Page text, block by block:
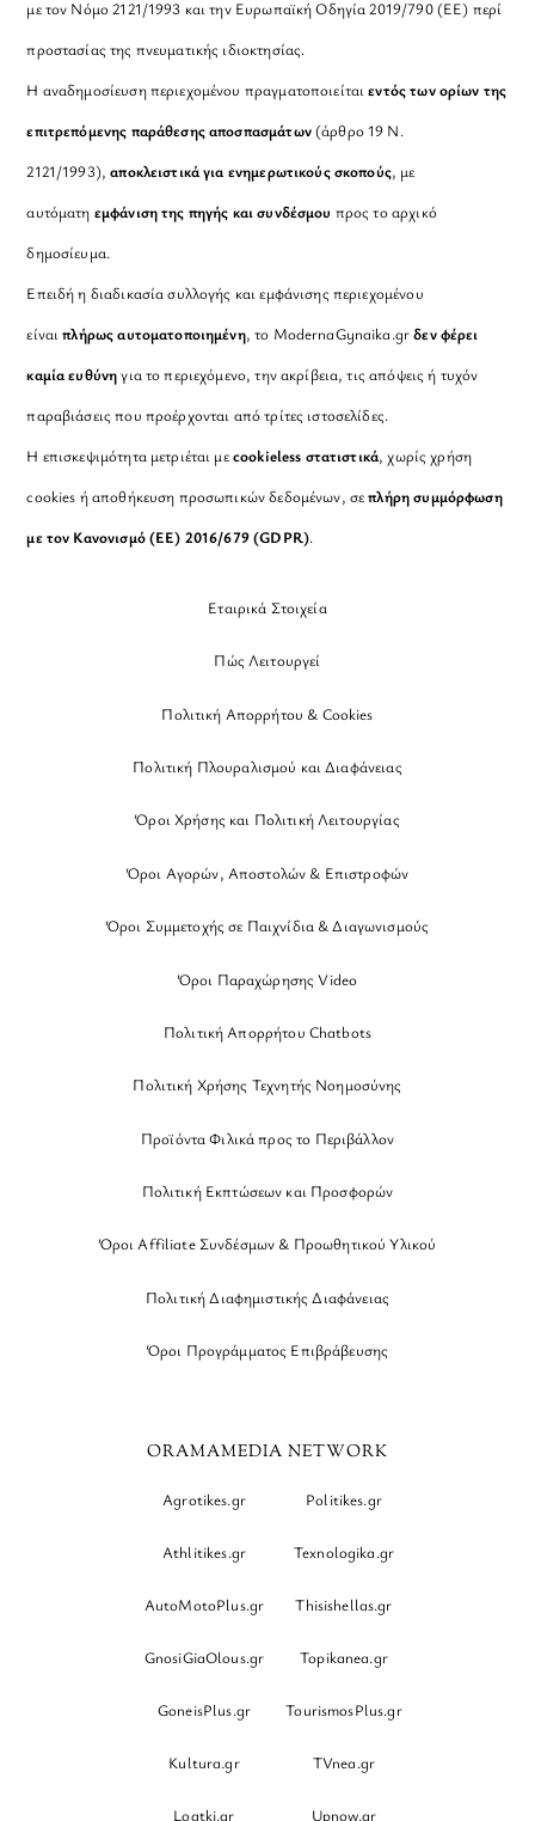
με τον Νόμο 2121/1993 και την Ευρωπαϊκή Οδηγία 2019/790 (ΕΕ) περί
προστασίας της πνευματικής ιδιοκτησίας.
Η αναδημοσίευση περιεχομένου πραγματοποιείταιεντός των ορίων της
επιτρεπόμενης παράθεσης αποσπασμάτων(άρθρο 19 Ν.
2121/1993), αποκλειστικά για ενημερωτικούς σκοπούς, με
αυτόματη εμφάνιση της πηγής και συνδέσμου προς το αρχικό
δημοσίευμα.
Επειδή η διαδικασία συλλογής και εμφάνισης περιεχομένου
είναιπλήρως αυτοματοποιημένη, το ModernaGynaika.grδεν φέρει
καμία ευθύνηγια το περιεχόμενο, την ακρίβεια, τις απόψεις ή τυχόν
παραβιάσεις που προέρχονται από τρίτες ιστοσελίδες.
Η επισκεψιμότητα μετριέται μεcookieless στατιστικά, χωρίς χρήση
cookies ή αποθήκευση προσωπικών δεδομένων, σεπλήρη συμμόρφωση
με τον Κανονισμό (ΕΕ) 2016/679 (GDPR).
Εταιρικά Στοιχεία
Πώς Λειτουργεί
Πολιτική Απορρήτου & Cookies
Πολιτική Πλουραλισμού και Διαφάνειας
Όροι Χρήσης και Πολιτική Λειτουργίας
Όροι Αγορών, Αποστολών & Επιστροφών
Όροι Συμμετοχής σε Παιχνίδια & Διαγωνισμούς
Όροι Παραχώρησης Video
Πολιτική Απορρήτου Chatbots
Πολιτική Χρήσης Τεχνητής Νοημοσύνης
Προϊόντα Φιλικά προς το Περιβάλλον
Πολιτική Εκπτώσεων και Προσφορών
Όροι Affiliate Συνδέσμων & Προωθητικού Υλικού
Πολιτική Διαφημιστικής Διαφάνειας
Όροι Προγράμματος Επιβράβευσης
ORAMAMEDIA NETWORK
Agrotikes.gr Politikes.gr
Athlitikes.gr Texnologika.gr
AutoMotoPlus.gr Thisishellas.gr
GnosiGiaOlous.gr Topikanea.gr
GoneisPlus.gr TourismosPlus.gr
Kultura.gr TVnea.gr
Loatki.gr Upnow.gr